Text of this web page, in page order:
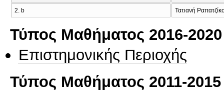
2. b Τατιανή
Τύπος Μαθήματος 2016-2020
Επιστημονικής Περιοχής
Τύπος Μαθήματος 2011-2015